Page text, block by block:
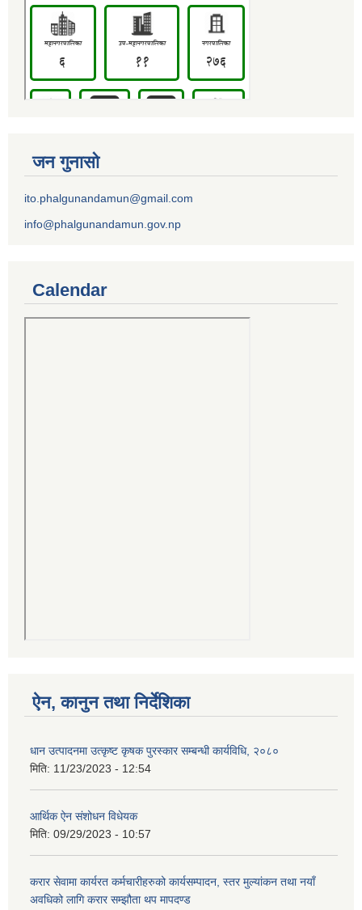
जन गुनासो
ito.phalgunandamun@gmail.com
info@phalgunandamun.gov.np
Calendar
ऐन, कानुन तथा निर्देशिका
धान उत्पादनमा उत्कृष्ट कृषक पुरस्कार सम्बन्धी कार्यविधि, २०८०
मिति: 11/23/2023 - 12:54
आर्थिक ऐन संशोधन विधेयक
मिति: 09/29/2023 - 10:57
करार सेवामा कार्यरत कर्मचारीहरुको कार्यसम्पादन, स्तर मुल्यांकन तथा नयाँ
अवधिको लागि करार सम्झौता थप मापदण्ड